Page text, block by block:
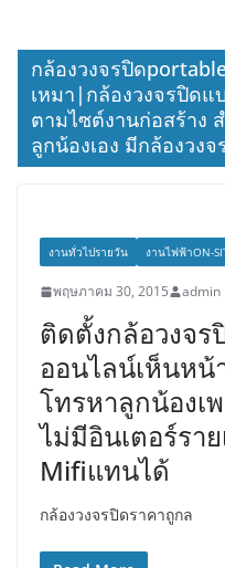
กล้องวงจรปิด
เหมา|กล้องวงจรปิดแ
ตามไซต์งานก่อสร้าง
ลูกน้องเอง มีกล้องวง
งานทั่วไปรายวัน งานไฟฟ้าON-
พฤษภาคม 30, 2015 admin
ติดตั้งกล้อวงจร
ออนไลน์เห็นหน้
โทรหาลูกน้องเพ
ไม่มีอินเตอร์รา
Mifiแทนได้
กล้องวงจรปิดราคาถูกล